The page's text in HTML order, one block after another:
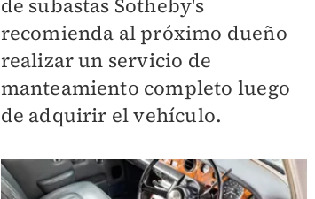
de subastas Sotheby's
recomienda al próximo dueño
realizar un servicio de
manteamiento completo luego
de adquirir el vehículo.